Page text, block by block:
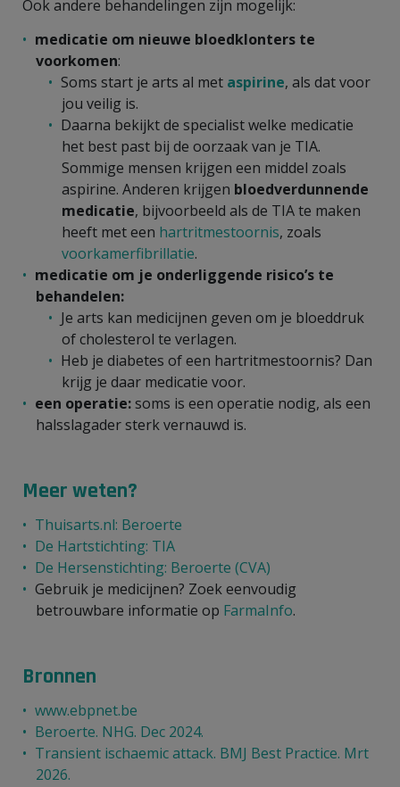
Ook andere behandelingen zijn mogelijk:
medicatie om nieuwe bloedklonters te
voorkomen:
Soms start je arts al met aspirine, als dat voor
jou veilig is.
Daarna bekijkt de specialist welke medicatie
het best past bij de oorzaak van je TIA.
Sommige mensen krijgen een middel zoals
aspirine. Anderen krijgen bloedverdunnende
medicatie, bijvoorbeeld als de TIA te maken
heeft met een hartritmestoornis, zoals
voorkamerfibrillatie.
medicatie om je onderliggende risico’s te
behandelen:
Je arts kan medicijnen geven om je bloeddruk
of cholesterol te verlagen.
Heb je diabetes of een hartritmestoornis? Dan
krijg je daar medicatie voor.
een operatie:soms is een operatie nodig, als een
halsslagader sterk vernauwd is.
Meer weten?
Thuisarts.nl: Beroerte
De Hartstichting: TIA
De Hersenstichting: Beroerte (CVA)
Gebruik je medicijnen? Zoek eenvoudig
betrouwbare informatie op FarmaInfo.
Bronnen
www.ebpnet.be
Beroerte. NHG. Dec 2024.
Transient ischaemic attack. BMJ Best Practice. Mrt
2026.